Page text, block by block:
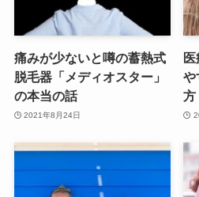
痛みが少ないと噂の蓄熱式
脱毛器「メディオスター」
の本当の話
2021年8月24日
や
方